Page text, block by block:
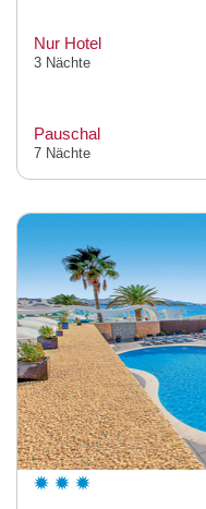
Nur Hotel
3 Nächte
Pauschal
7 Nächte